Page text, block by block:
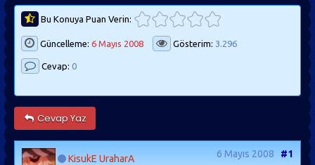
Bu Konuya Puan Verin:
Güncelleme: 6 Mayıs 2008 Gösterim: 3.296
Cevap: 0
Cevap Yaz
KisukE UraharA 6 Mayıs 2008 #1